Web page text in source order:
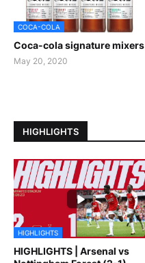
COCA-COLA
Coca-cola signature mixers
May 20, 2020
HIGHLIGHTS
HIGHLIGHTS
HIGHLIGHTS | Arsenal vs